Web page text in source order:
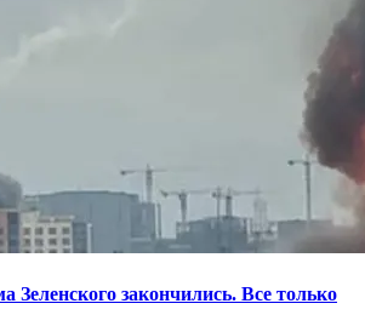
Зеленского закончились. Все только